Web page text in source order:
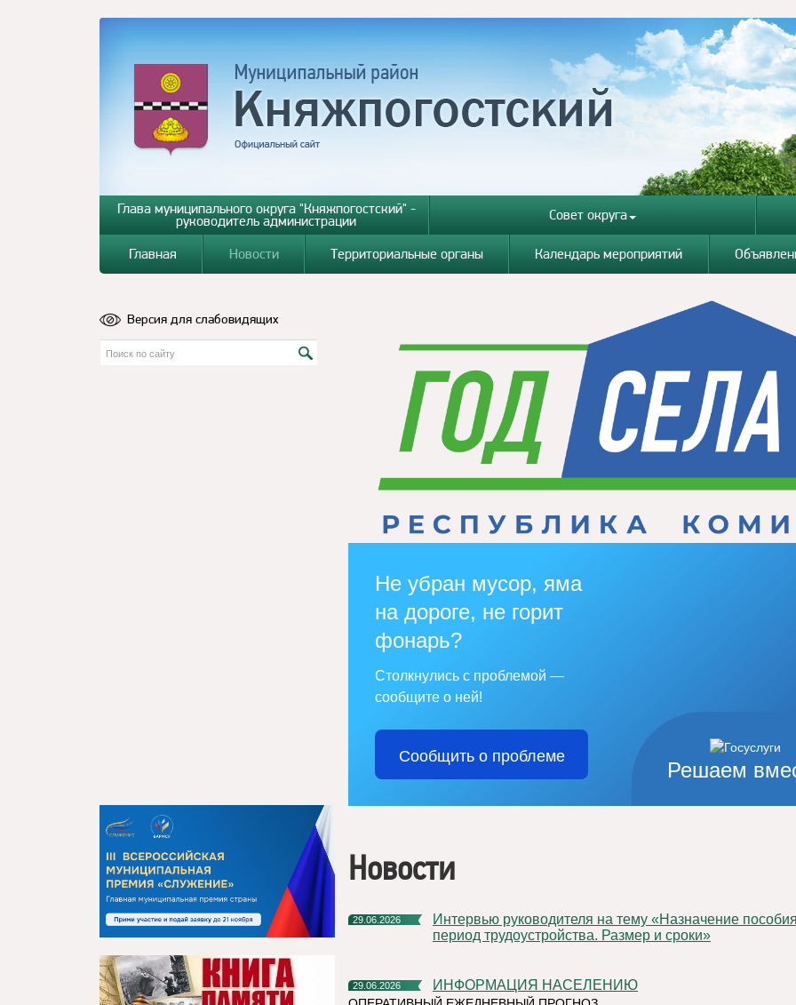
Глава муниципального округа "Княжпогостский" -
руководитель администрации Совет округа
Главная Новости Территориальные органы Календарь мероприятий
Версия для слабовидящих
Решаем
Не убран мусор, яма
на дороге, не горит
фонарь?
Столкнулись с проблемой —
сообщите о ней!
Сообщить о проблеме
Новости
29.06.2026
Интервью руководителя на тему «Назначение пособия на
период трудоустройства. Размер и сроки»
29.06.2026 ИНФОРМАЦИЯ НАСЕЛЕНИЮ